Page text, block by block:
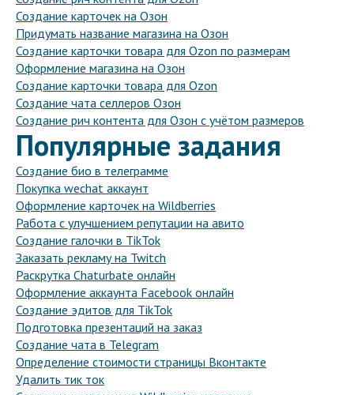
Создание карточек на Озон
Придумать название магазина на Озон
Создание карточки товара для Ozon по размерам
Оформление магазина на Озон
Создание карточки товара для Ozon
Создание чата селлеров Озон
Создание рич контента для Озон с учётом размеров
Популярные задания
Создание био в телеграмме
Покупка wechat аккаунт
Оформление карточек на Wildberries
Работа с улучшением репутации на авито
Создание галочки в TikTok
Заказать рекламу на Twitch
Раскрутка Chaturbate онлайн
Оформление аккаунта Facebook онлайн
Создание эдитов для TikTok
Подготовка презентаций на заказ
Создание чата в Telegram
Определение стоимости страницы Вконтакте
Удалить тик ток